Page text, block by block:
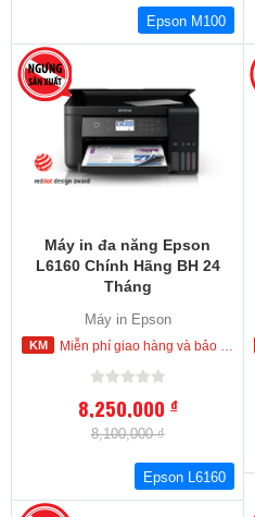
Epson M100
Máy in đa năng Epson
L6160 Chính Hãng BH 24
Tháng
Máy in Epson
Miễn phí giao hàng và bảo hành tận nơi trong nội thành Hồ Chí Minh
8,250,000đ
8,100,000 ₫
Epson L6160